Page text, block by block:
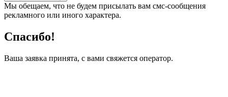
Мы обещаем, что не будем присылать вам смс-сообщения
рекламного или иного характера.
Спасибо!
Ваша заявка принята, с вами свяжется оператор.